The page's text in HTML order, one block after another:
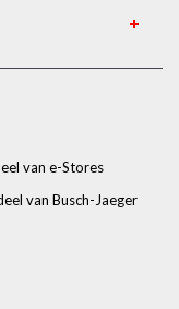
van e-Stores
van Busch-Jaeger